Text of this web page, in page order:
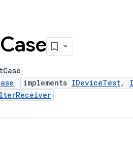
Case
implements IDeviceTest,